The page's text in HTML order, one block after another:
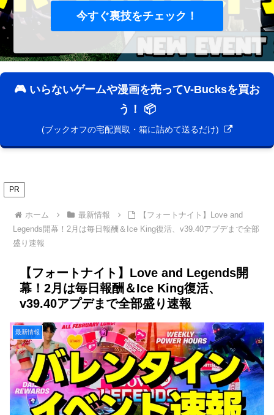
今すぐ裏技をチェック！
🎮 いらないゲームや漫画を売ってV-Bucksを買お
う！ 📦
(ブックオフの宅配買取・箱に詰めて送るだけ)
PR
ホーム 最新情報
【フォートナイト】Love and
Legends開幕！2月は毎日報酬＆Ice King復活、v39.40アプデまで全部
盛り速報
【フォートナイト】Love and Legends開
幕！2月は毎日報酬＆Ice King復活、
v39.40アプデまで全部盛り速報
最新情報